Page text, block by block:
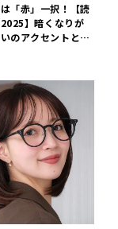
「赤」一択！【読
】暗くなりが
のアクセントとし